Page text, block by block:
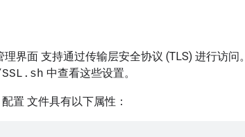
界面 支持通过传输层安全协议 (TLS) 进行访问。
中查看这些设置。
置 文件具有以下属性：